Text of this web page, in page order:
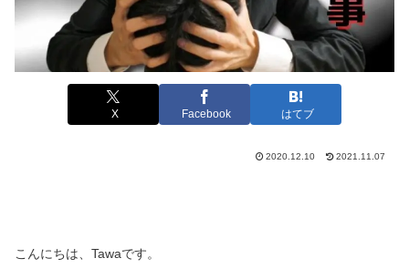
X Facebook はてブ
2020.12.10 2021.11.07
こんにちは、Tawaです。